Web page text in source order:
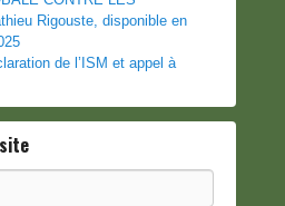
Rigouste, disponible en
de l’ISM et appel à